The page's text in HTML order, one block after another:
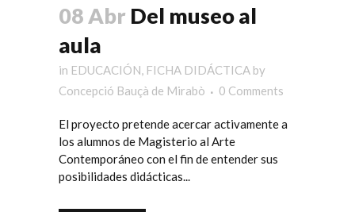
08 Abr Del museo al
aula
in EDUCACIÓN, FICHA DIDÁCTICA by
Concepció Bauçà de Mirabò
0 Comments
El proyecto pretende acercar activamente a
los alumnos de Magisterio al Arte
Contemporáneo con el fin de entender sus
posibilidades didácticas...